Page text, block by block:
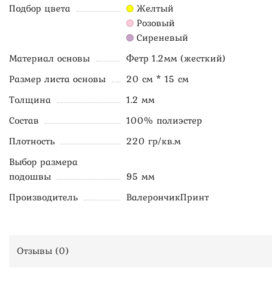
Подбор цвета
Желтый
Розовый
Сиреневый
Материал основы
Фетр 1.2мм (жесткий)
Размер листа основы
20 см * 15 см
Толщина
1.2 мм
Состав
100% полиэстер
Плотность
220 гр/кв.м
Выбор размера
подошвы
95 мм
Производитель
ВалерончикПринт
Отзывы (0)